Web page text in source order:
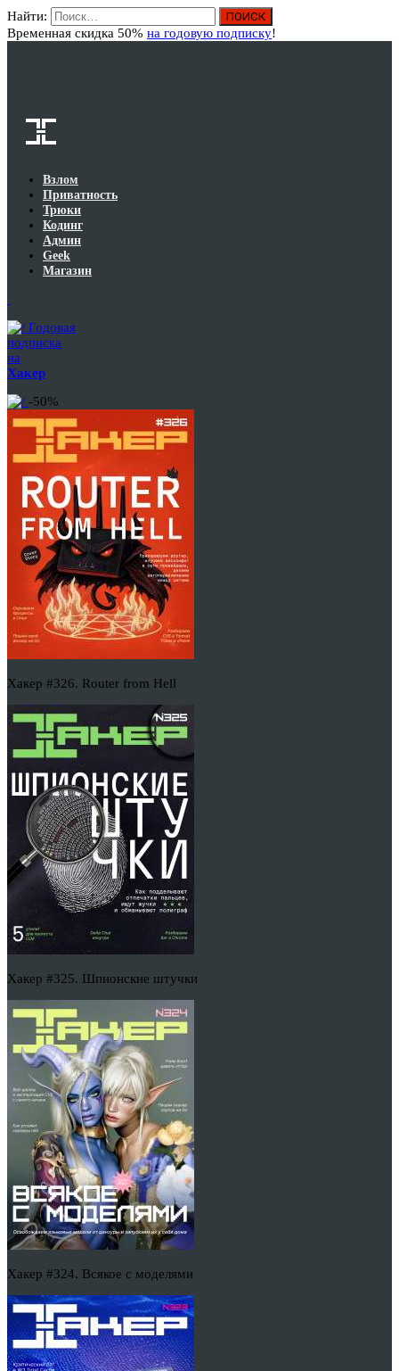
Найти:
Временная скидка 50% на годовую подписку!
Взлом
Приватность
Трюки
Кодинг
Админ
Geek
Магазин
Годовая
подписка
на
Хакер
-50%
Хакер #326. Router from Hell
Хакер #325. Шпионские штучки
Хакер #324. Всякое с моделями